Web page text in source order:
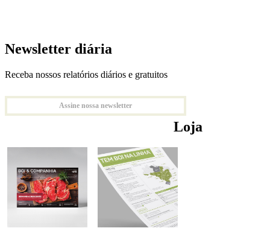
Newsletter diária
Receba nossos relatórios diários e gratuitos
Assine nossa newsletter
Loja